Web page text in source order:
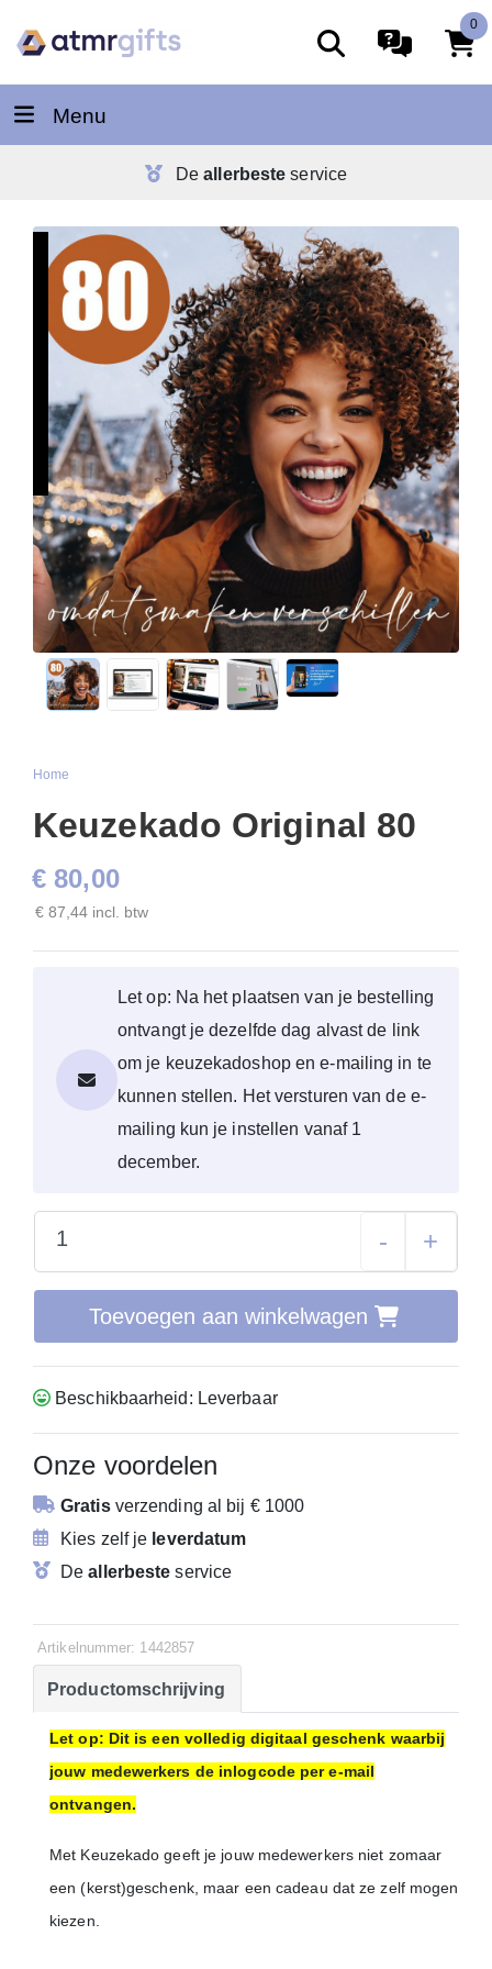
0
Menu
Deallerbeste service
Home
Keuzekado Original 80
€ 80,00
€ 87,44 incl. btw
Let op: Na het plaatsen van je bestelling
ontvangt je dezelfde dag alvast de link
om je keuzekadoshop en e-mailing in te
kunnen stellen. Het versturen van de e-
mailing kun je instellen vanaf 1
december.
- +
Toevoegen aan winkelwagen
Beschikbaarheid: Leverbaar
Onze voordelen
Gratisverzending al bij € 1000
Kies zelf je leverdatum
Deallerbeste service
Artikelnummer: 1442857
Productomschrijving
Let op: Dit is een volledig digitaal geschenk waarbij
jouw medewerkers de inlogcode per e-mail
ontvangen.
Met Keuzekado geeft je jouw medewerkers niet zomaar
een (kerst)geschenk, maar een cadeau dat ze zelf mogen
kiezen.